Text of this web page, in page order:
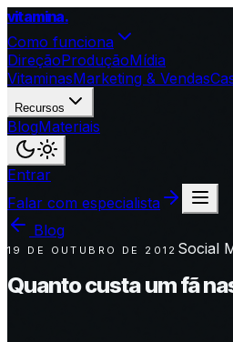
vitamina.
Como funciona
DireçãoProduçãoMídia
VitaminasMarketing & Vendas
Recursos
BlogMateriais
Entrar
Falar com especialista
Blog
19 DE OUTUBRO DE 2012 Social
Quanto custa um fã